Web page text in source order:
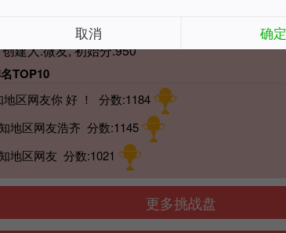
榜 共被挑战
建人:微友, 初始分:950
TOP10
地区网友你 好 ！ 分数:1184
地区网友浩齐 分数:1145
地区网友 分数:1021
更多挑战盘
取消 确定